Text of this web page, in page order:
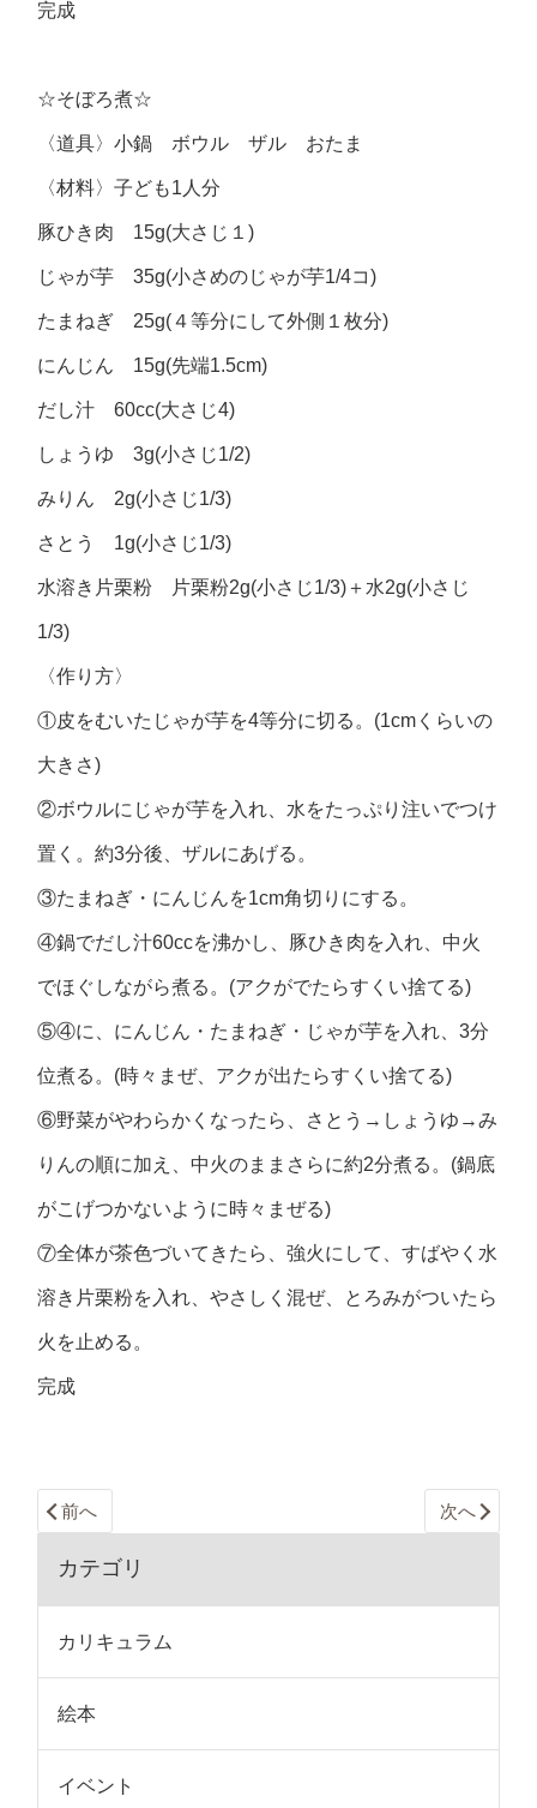
完成
☆そぼろ煮☆
〈道具〉小鍋 ボウル ザル おたま
〈材料〉子ども1人分
豚ひき肉 15g(大さじ１)
じゃが芋 35g(小さめのじゃが芋1/4コ)
たまねぎ 25g(４等分にして外側１枚分)
にんじん 15g(先端1.5cm)
だし汁 60cc(大さじ4)
しょうゆ 3g(小さじ1/2)
みりん 2g(小さじ1/3)
さとう 1g(小さじ1/3)
水溶き片栗粉 片栗粉2g(小さじ1/3)＋水2g(小さじ
1/3)
〈作り方〉
①皮をむいたじゃが芋を4等分に切る。(1cmくらいの
大きさ)
②ボウルにじゃが芋を入れ、水をたっぷり注いでつけ
置く。約3分後、ザルにあげる。
③たまねぎ・にんじんを1cm角切りにする。
④鍋でだし汁60ccを沸かし、豚ひき肉を入れ、中火
でほぐしながら煮る。(アクがでたらすくい捨てる)
⑤④に、にんじん・たまねぎ・じゃが芋を入れ、3分
位煮る。(時々まぜ、アクが出たらすくい捨てる)
⑥野菜がやわらかくなったら、さとう→しょうゆ→み
りんの順に加え、中火のままさらに約2分煮る。(鍋底
がこげつかないように時々まぜる)
⑦全体が茶色づいてきたら、強火にして、すばやく水
溶き片栗粉を入れ、やさしく混ぜ、とろみがついたら
火を止める。
完成
前へ 次へ
カテゴリ
カリキュラム
絵本
イベント